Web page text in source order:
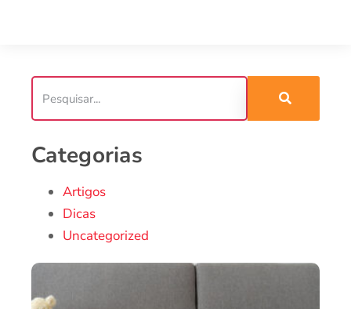
Categorias
Artigos
Dicas
Uncategorized